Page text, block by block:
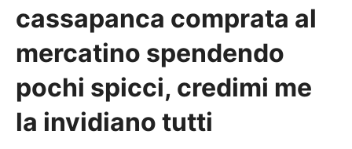
cassapanca comprata al
mercatino spendendo
pochi spicci, credimi me
la invidiano tutti